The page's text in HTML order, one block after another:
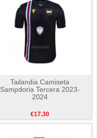
Tailandia Camiseta
Sampdoria Tercera 2023-
2024
€17.30